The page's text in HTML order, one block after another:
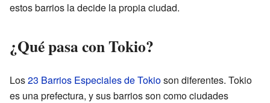
estos barrios la decide la propia ciudad.
¿Qué pasa con Tokio?
Los23 Barrios Especiales de Tokioson diferentes. Tokio
es una prefectura, y sus barrios son como ciudades